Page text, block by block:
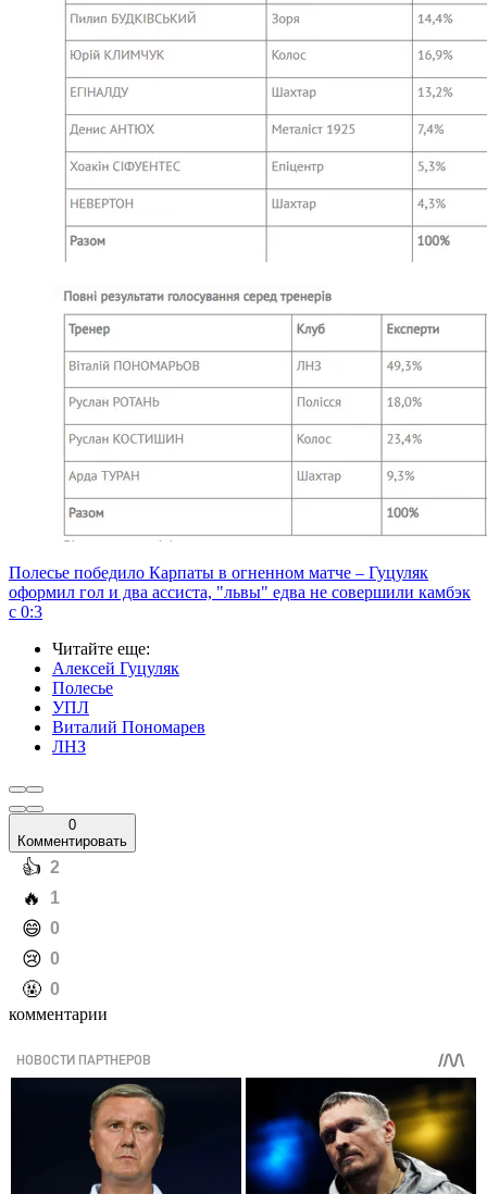
Полесье победило Карпаты в огненном матче – Гуцуляк
оформил гол и два ассиста, "львы" едва не совершили камбэк
с 0:3
Читайте еще:
Алексей Гуцуляк
Полесье
УПЛ
Виталий Пономарев
ЛНЗ
0
Комментировать
️👍 2
️🔥 1
️😄 0
️😢 0
️🤬 0
комментарии